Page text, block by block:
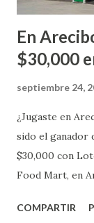
En
$30,000
septiembre 24,
¿Jugaste en
sido el ganador
$30,000 con
Food Mart, en
COMPARTIR